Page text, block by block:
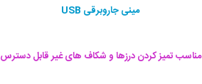
مینی جاروبرقی USB
مناسب تمیز کردن درزها و شکاف های غیر قابل دسترس